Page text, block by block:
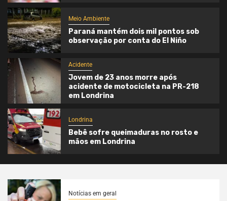
Meio Ambiente
Paraná mantém dois mil pontos sob
observação por conta do El Niño
Acidente
Jovem de 23 anos morre após
acidente de motocicleta na PR-218
em Londrina
Londrina
Bebê sofre queimaduras no rosto e
mãos em Londrina
Notícias em geral